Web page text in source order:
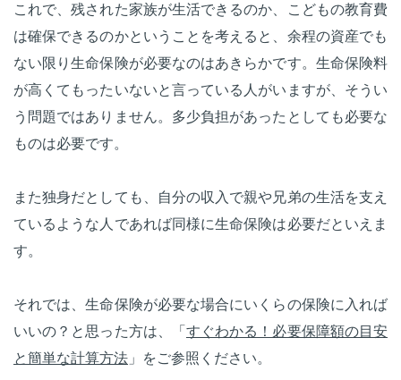
これで、残された家族が生活できるのか、こどもの教育費
は確保できるのかということを考えると、余程の資産でも
ない限り生命保険が必要なのはあきらかです。生命保険料
が高くてもったいないと言っている人がいますが、そうい
う問題ではありません。多少負担があったとしても必要な
ものは必要です。
また独身だとしても、自分の収入で親や兄弟の生活を支え
ているような人であれば同様に生命保険は必要だといえま
す。
それでは、生命保険が必要な場合にいくらの保険に入れば
いいの？と思った方は、「 すぐわかる！必要保障額の目安
と簡単な計算方法 」をご参照ください。